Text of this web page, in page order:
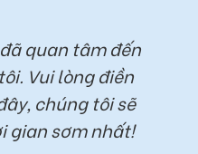
quan tâm đến
Vui lòng điền
chúng tôi sẽ
gian sơm nhất!